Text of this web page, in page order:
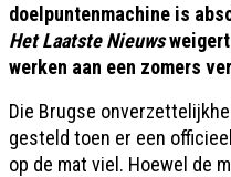
doelpuntenmachine is
Het Laatste Nieuwsweigert
werken aan een zomers
Die Brugse
gesteld toen er een
op de mat viel. Hoewel de